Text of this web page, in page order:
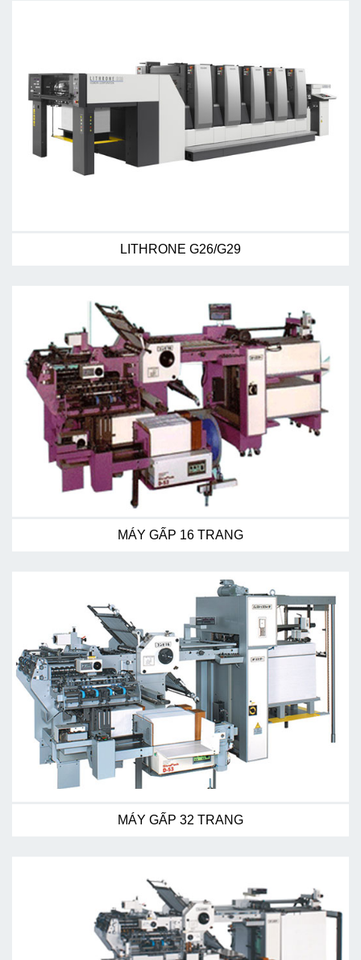
LITHRONE G26/G29
MÁY GẤP 16 TRANG
MÁY GẤP 32 TRANG